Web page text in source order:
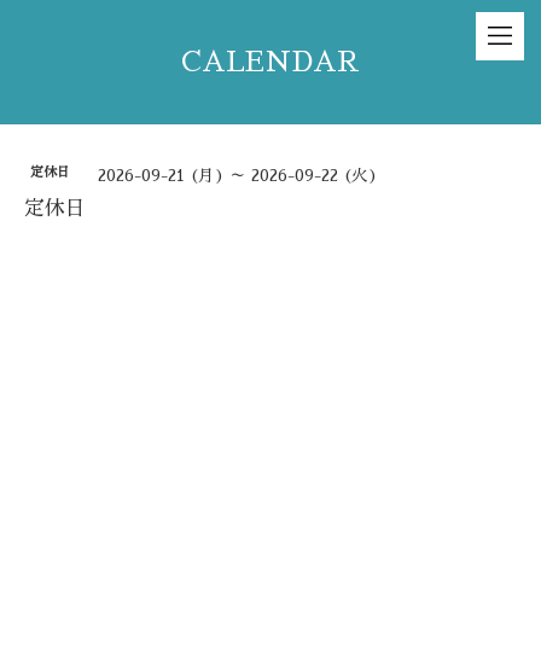
CALENDAR
定休日 2026-09-21 (月) ～ 2026-09-22 (火)
定休日